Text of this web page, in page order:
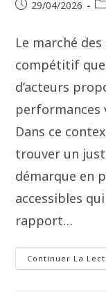
29/04/2026
Le marché
compétitif
d’acteurs
performances
Dans ce
trouver un
démarque en
accessibles
rapport…
Continuer La